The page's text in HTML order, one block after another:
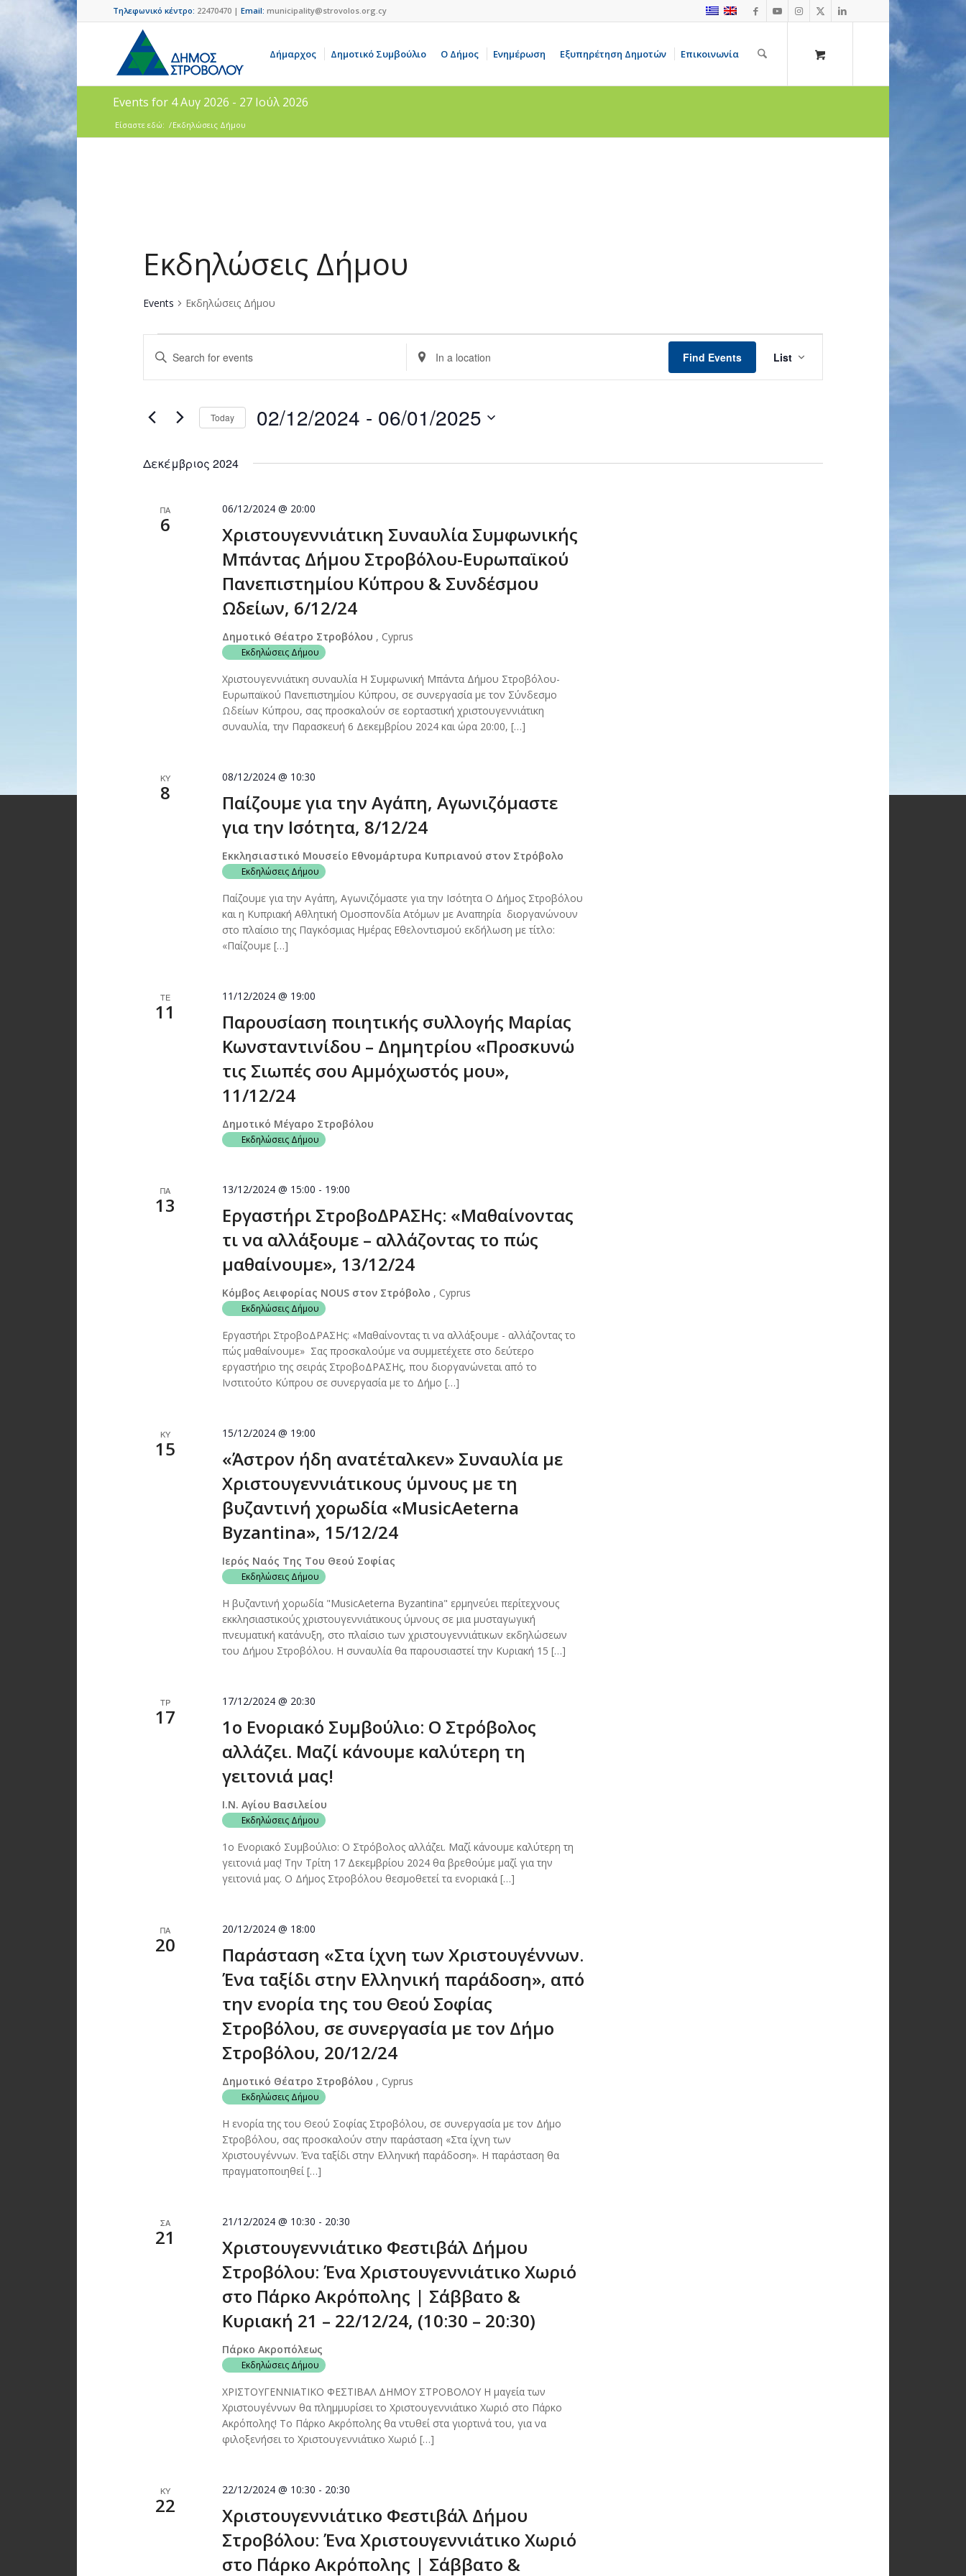
Τηλεφωνικό κέντρο: 22470470 | Email: municipality@strovolos.org.cy
Δήμαρχος Δημοτικό Συμβούλιο Ο Δήμος Ενημέρωση Εξυπηρέτηση Δημοτών Επικοινωνία
Events for 4 Αυγ 2026 - 27 Ιούλ 2026
Είσαστε εδώ: /Εκδηλώσεις Δήμου
Εκδηλώσεις Δήμου
Events Εκδηλώσεις Δήμου
Events
Search
and
Views
Navigation
Enter
Keyword.
Search
Events
Enter
Location.
Search
Events
by
Find Events
Views
List
Today 02/12/2024 - 06/01/2025
Δεκέμβριος 2024
ΠΑ
6
Χριστουγεννιάτικη Συναυλία Συμφωνικής
Μπάντας Δήμου Στροβόλου-Ευρωπαϊκού
Πανεπιστημίου Κύπρου & Συνδέσμου
Ωδείων, 6/12/24
06/12/2024 @ 20:00
Δημοτικό Θέατρο Στροβόλου , Cyprus
Εκδηλώσεις Δήμου
Χριστουγεννιάτικη συναυλία Η Συμφωνική Μπάντα Δήμου Στροβόλου-
Ευρωπαϊκού Πανεπιστημίου Κύπρου, σε συνεργασία με τον Σύνδεσμο
Ωδείων Κύπρου, σας προσκαλούν σε εορταστική χριστουγεννιάτικη
συναυλία, την Παρασκευή 6 Δεκεμβρίου 2024 και ώρα 20:00, […]
ΚΥ
8
Παίζουμε για την Αγάπη, Αγωνιζόμαστε
για την Ισότητα, 8/12/24
08/12/2024 @ 10:30
Εκκλησιαστικό Μουσείο Εθνομάρτυρα Κυπριανού στον Στρόβολο
Εκδηλώσεις Δήμου
Παίζουμε για την Αγάπη, Αγωνιζόμαστε για την Ισότητα Ο Δήμος Στροβόλου
και η Κυπριακή Αθλητική Ομοσπονδία Ατόμων με Αναπηρία διοργανώνουν
στο πλαίσιο της Παγκόσμιας Ημέρας Εθελοντισμού εκδήλωση με τίτλο:
«Παίζουμε […]
ΤΕ
11
Παρουσίαση ποιητικής συλλογής Μαρίας
Κωνσταντινίδου – Δημητρίου «Προσκυνώ
τις Σιωπές σου Αμμόχωστός μου»,
11/12/24
11/12/2024 @ 19:00
Δημοτικό Μέγαρο Στροβόλου
Εκδηλώσεις Δήμου
ΠΑ
13
Εργαστήρι ΣτροβοΔΡΑΣΗς: «Μαθαίνοντας
τι να αλλάξουμε – αλλάζοντας το πώς
μαθαίνουμε», 13/12/24
13/12/2024 @ 15:00 - 19:00
Κόμβος Αειφορίας NOUS στον Στρόβολο , Cyprus
Εκδηλώσεις Δήμου
Εργαστήρι ΣτροβοΔΡΑΣΗς: «Μαθαίνοντας τι να αλλάξουμε - αλλάζοντας το
πώς μαθαίνουμε» Σας προσκαλούμε να συμμετέχετε στο δεύτερο
εργαστήριο της σειράς ΣτροβοΔΡΑΣΗς, που διοργανώνεται από το
Ινστιτούτο Κύπρου σε συνεργασία με το Δήμο […]
ΚΥ
15
«Άστρον ήδη ανατέταλκεν» Συναυλία με
Χριστουγεννιάτικους ύμνους με τη
βυζαντινή χορωδία «MusicAeterna
Byzantina», 15/12/24
15/12/2024 @ 19:00
Ιερός Ναός Της Του Θεού Σοφίας
Εκδηλώσεις Δήμου
Η βυζαντινή χορωδία "MusicAeterna Byzantina" ερμηνεύει περίτεχνους
εκκλησιαστικούς χριστουγεννιάτικους ύμνους σε μια μυσταγωγική
πνευματική κατάνυξη, στο πλαίσιο των χριστουγεννιάτικων εκδηλώσεων
του Δήμου Στροβόλου. Η συναυλία θα παρουσιαστεί την Κυριακή 15 […]
ΤΡ
17
1ο Ενοριακό Συμβούλιο: Ο Στρόβολος
αλλάζει. Μαζί κάνουμε καλύτερη τη
γειτονιά μας!
17/12/2024 @ 20:30
Ι.Ν. Αγίου Βασιλείου
Εκδηλώσεις Δήμου
1ο Ενοριακό Συμβούλιο: Ο Στρόβολος αλλάζει. Μαζί κάνουμε καλύτερη τη
γειτονιά μας! Την Τρίτη 17 Δεκεμβρίου 2024 θα βρεθούμε μαζί για την
γειτονιά μας. Ο Δήμος Στροβόλου θεσμοθετεί τα ενοριακά […]
ΠΑ
20
Παράσταση «Στα ίχνη των Χριστουγέννων.
Ένα ταξίδι στην Ελληνική παράδοση», από
την ενορία της του Θεού Σοφίας
Στροβόλου, σε συνεργασία με τον Δήμο
Στροβόλου, 20/12/24
20/12/2024 @ 18:00
Δημοτικό Θέατρο Στροβόλου , Cyprus
Εκδηλώσεις Δήμου
Η ενορία της του Θεού Σοφίας Στροβόλου, σε συνεργασία με τον Δήμο
Στροβόλου, σας προσκαλούν στην παράσταση «Στα ίχνη των
Χριστουγέννων. Ένα ταξίδι στην Ελληνική παράδοση». Η παράσταση θα
πραγματοποιηθεί […]
ΣΑ
21
Χριστουγεννιάτικο Φεστιβάλ Δήμου
Στροβόλου: Ένα Χριστουγεννιάτικο Χωριό
στο Πάρκο Ακρόπολης | Σάββατο &
Κυριακή 21 – 22/12/24, (10:30 – 20:30)
21/12/2024 @ 10:30 - 20:30
Πάρκο Ακροπόλεως
Εκδηλώσεις Δήμου
ΧΡΙΣΤΟΥΓΕΝΝΙΑΤΙΚΟ ΦΕΣΤΙΒΑΛ ΔΗΜΟΥ ΣΤΡΟΒΟΛΟΥ Η μαγεία των
Χριστουγέννων θα πλημμυρίσει το Χριστουγεννιάτικο Χωριό στο Πάρκο
Ακρόπολης! Το Πάρκο Ακρόπολης θα ντυθεί στα γιορτινά του, για να
φιλοξενήσει το Χριστουγεννιάτικο Χωριό […]
ΚΥ
22
Χριστουγεννιάτικο Φεστιβάλ Δήμου
Στροβόλου: Ένα Χριστουγεννιάτικο Χωριό
στο Πάρκο Ακρόπολης | Σάββατο &
22/12/2024 @ 10:30 - 20:30